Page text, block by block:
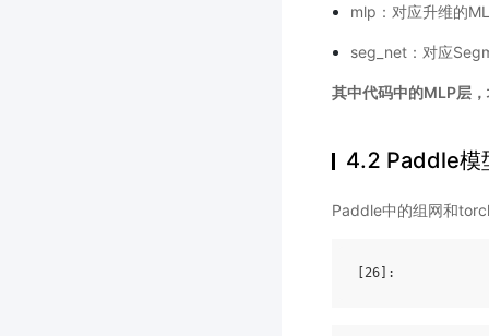
mlp：对应升维的
seg_net：对应
其中代码中的MLP层
4.2 Paddle模
Paddle中的组网和
[26]